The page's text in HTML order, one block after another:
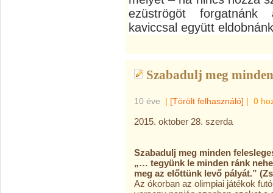
ezüströgöt
kaviccsal együtt
Szabadulj meg
10 éve | [Törölt felhasználó] | 0
2015. oktober 28. szerda
Szabadulj meg minden
„… tegyünk le minden ránk
meg az előttünk levő pályát.”
Az ókorban az olimpiai játékok